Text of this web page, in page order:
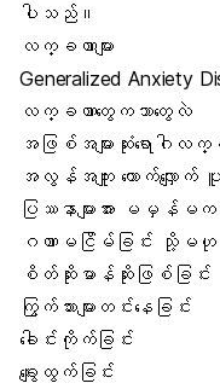
ပါသည်။
လက္ခဏာများ
Generalized Anxiety
လက္ခဏာတွေကဘာတွေလဲ
အဖြစ်အများဆုံးရောဂါလက္ခ
အလွန်အကျူး တောက်လျှော
ပြဿနာများအား မမှန်မ
ဂဏာမငြိမ်ခြင်း သို့မ
စိတ်ဆိုးမာန်ဆိုးဖြစ်ခြင်း
ကြွက်သားများတင်းနေခြင်း
ခေါင်းကိုက်ခြင်း
ချွေးထွက်ခြင်း